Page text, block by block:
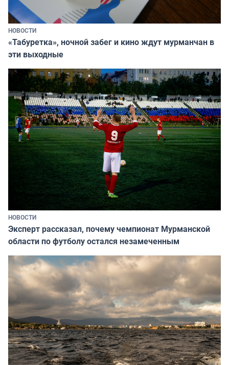
НОВОСТИ
«Табуретка», ночной забег и кино ждут мурманчан в
эти выходные
НОВОСТИ
Эксперт рассказал, почему чемпионат Мурманской
области по футболу остался незамеченным